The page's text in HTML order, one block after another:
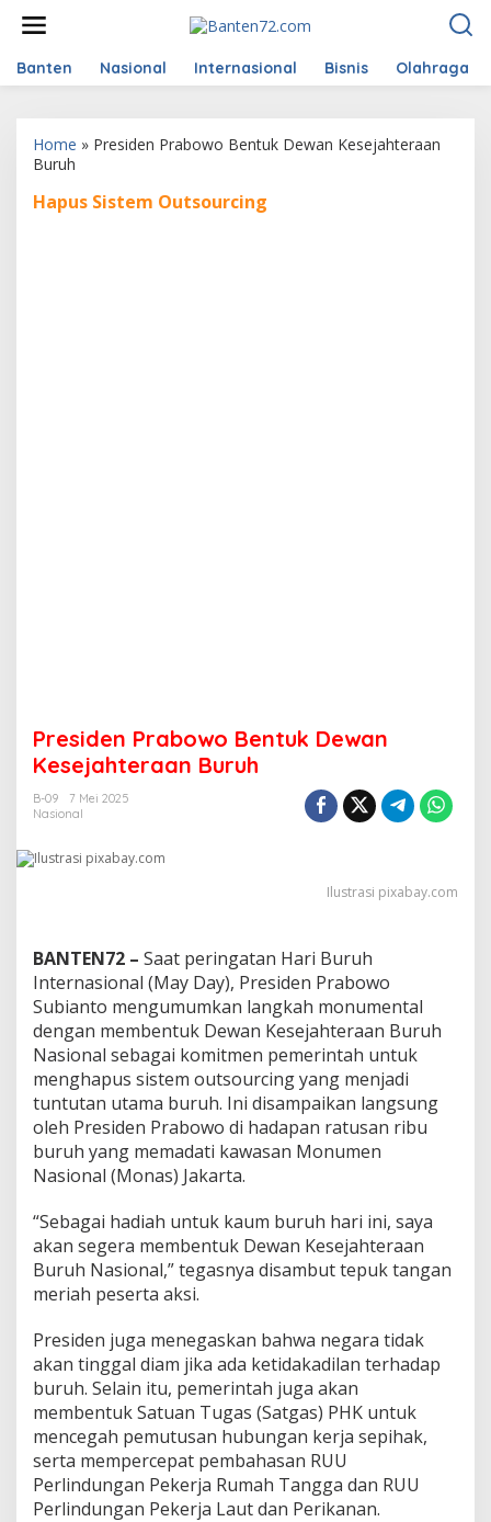
t
Banten Nasional Internasional Bisnis Olahraga
Home » Presiden Prabowo Bentuk Dewan Kesejahteraan
Buruh
Hapus Sistem Outsourcing
Presiden Prabowo Bentuk Dewan
Kesejahteraan Buruh
B-09
7 Mei 2025
Nasional
Ilustrasi pixabay.com
BANTEN72 – Saat peringatan Hari Buruh
Internasional (May Day), Presiden Prabowo
Subianto mengumumkan langkah monumental
dengan membentuk Dewan Kesejahteraan Buruh
Nasional sebagai komitmen pemerintah untuk
menghapus sistem outsourcing yang menjadi
tuntutan utama buruh. Ini disampaikan langsung
oleh Presiden Prabowo di hadapan ratusan ribu
buruh yang memadati kawasan Monumen
Nasional (Monas) Jakarta.
“Sebagai hadiah untuk kaum buruh hari ini, saya
akan segera membentuk Dewan Kesejahteraan
Buruh Nasional,” tegasnya disambut tepuk tangan
meriah peserta aksi.
Presiden juga menegaskan bahwa negara tidak
akan tinggal diam jika ada ketidakadilan terhadap
buruh. Selain itu, pemerintah juga akan
membentuk Satuan Tugas (Satgas) PHK untuk
mencegah pemutusan hubungan kerja sepihak,
serta mempercepat pembahasan RUU
Perlindungan Pekerja Rumah Tangga dan RUU
Perlindungan Pekerja Laut dan Perikanan.